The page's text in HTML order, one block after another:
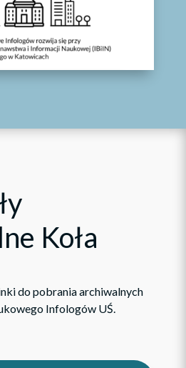
Koła
do pobrania archiwalnych
Infologów UŚ.